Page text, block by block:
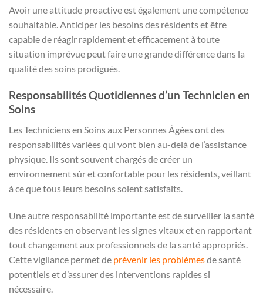
Avoir une attitude proactive est également une compétence
souhaitable. Anticiper les besoins des résidents et être
capable de réagir rapidement et efficacement à toute
situation imprévue peut faire une grande différence dans la
qualité des soins prodigués.
Responsabilités Quotidiennes d’un Technicien en
Soins
Les Techniciens en Soins aux Personnes Âgées ont des
responsabilités variées qui vont bien au-delà de l’assistance
physique. Ils sont souvent chargés de créer un
environnement sûr et confortable pour les résidents, veillant
à ce que tous leurs besoins soient satisfaits.
Une autre responsabilité importante est de surveiller la santé
des résidents en observant les signes vitaux et en rapportant
tout changement aux professionnels de la santé appropriés.
Cette vigilance permet de prévenir les problèmesde santé
potentiels et d’assurer des interventions rapides si
nécessaire.